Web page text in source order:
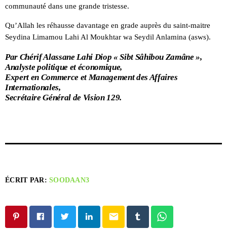
communauté dans une grande tristesse.
Qu’Allah les réhausse davantage en grade auprès du saint-maitre
Seydina Limamou Lahi Al Moukhtar wa Seydil Anlamina (asws).
Par Chérif Alassane Lahi Diop « Sibt Sâhibou Zamâne »,
Analyste politique et économique,
Expert en Commerce et Management des Affaires
Internationales,
Secrétaire Général de Vision 129.
ÉCRIT PAR:SOODAAN3
email